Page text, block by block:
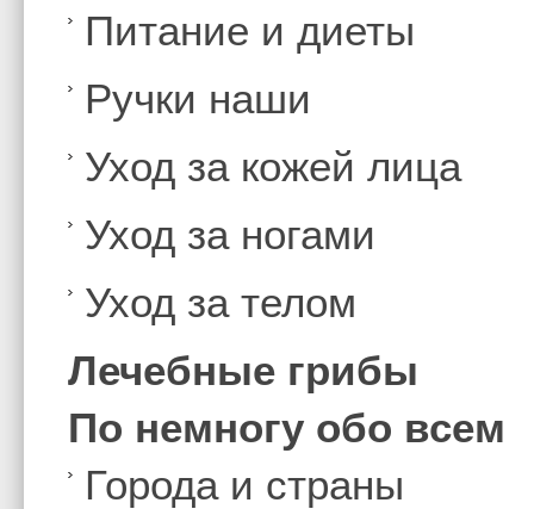
Питание и диеты
Ручки наши
Уход за кожей лица
Уход за ногами
Уход за телом
Лечебные грибы
По немногу обо всем
Города и страны